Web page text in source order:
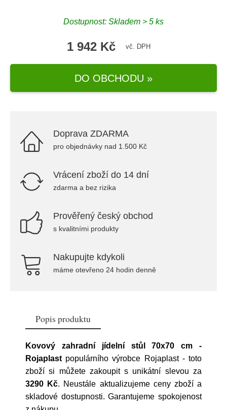
Dostupnost: Skladem > 5 ks
1 942 Kč vč. DPH
DO OBCHODU »
Doprava ZDARMA
pro objednávky nad 1.500 Kč
Vrácení zboží do 14 dní
zdarma a bez rizika
Prověřený český obchod
s kvalitními produkty
Nakupujte kdykoli
máme otevřeno 24 hodin denně
Popis produktu
Kovový zahradní jídelní stůl 70x70 cm -
Rojaplast populárního výrobce Rojaplast- toto
zboží si můžete zakoupit s unikátní slevou za
3290 Kč. Neustále aktualizujeme ceny zboží a
skladové dostupnosti. Garantujeme spokojenost